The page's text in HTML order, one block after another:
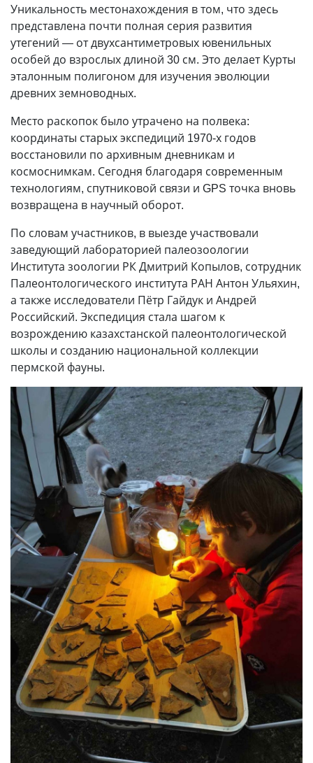
Уникальность местонахождения в том, что здесь
представлена почти полная серия развития
утегений — от двухсантиметровых ювенильных
особей до взрослых длиной 30 см. Это делает Курты
эталонным полигоном для изучения эволюции
древних земноводных.
Место раскопок было утрачено на полвека:
координаты старых экспедиций 1970-х годов
восстановили по архивным дневникам и
космоснимкам. Сегодня благодаря современным
технологиям, спутниковой связи и GPS точка вновь
возвращена в научный оборот.
По словам участников, в выезде участвовали
заведующий лабораторией палеозоологии
Института зоологии РК Дмитрий Копылов, сотрудник
Палеонтологического института РАН Антон Ульяхин,
а также исследователи Пётр Гайдук и Андрей
Российский. Экспедиция стала шагом к
возрождению казахстанской палеонтологической
школы и созданию национальной коллекции
пермской фауны.